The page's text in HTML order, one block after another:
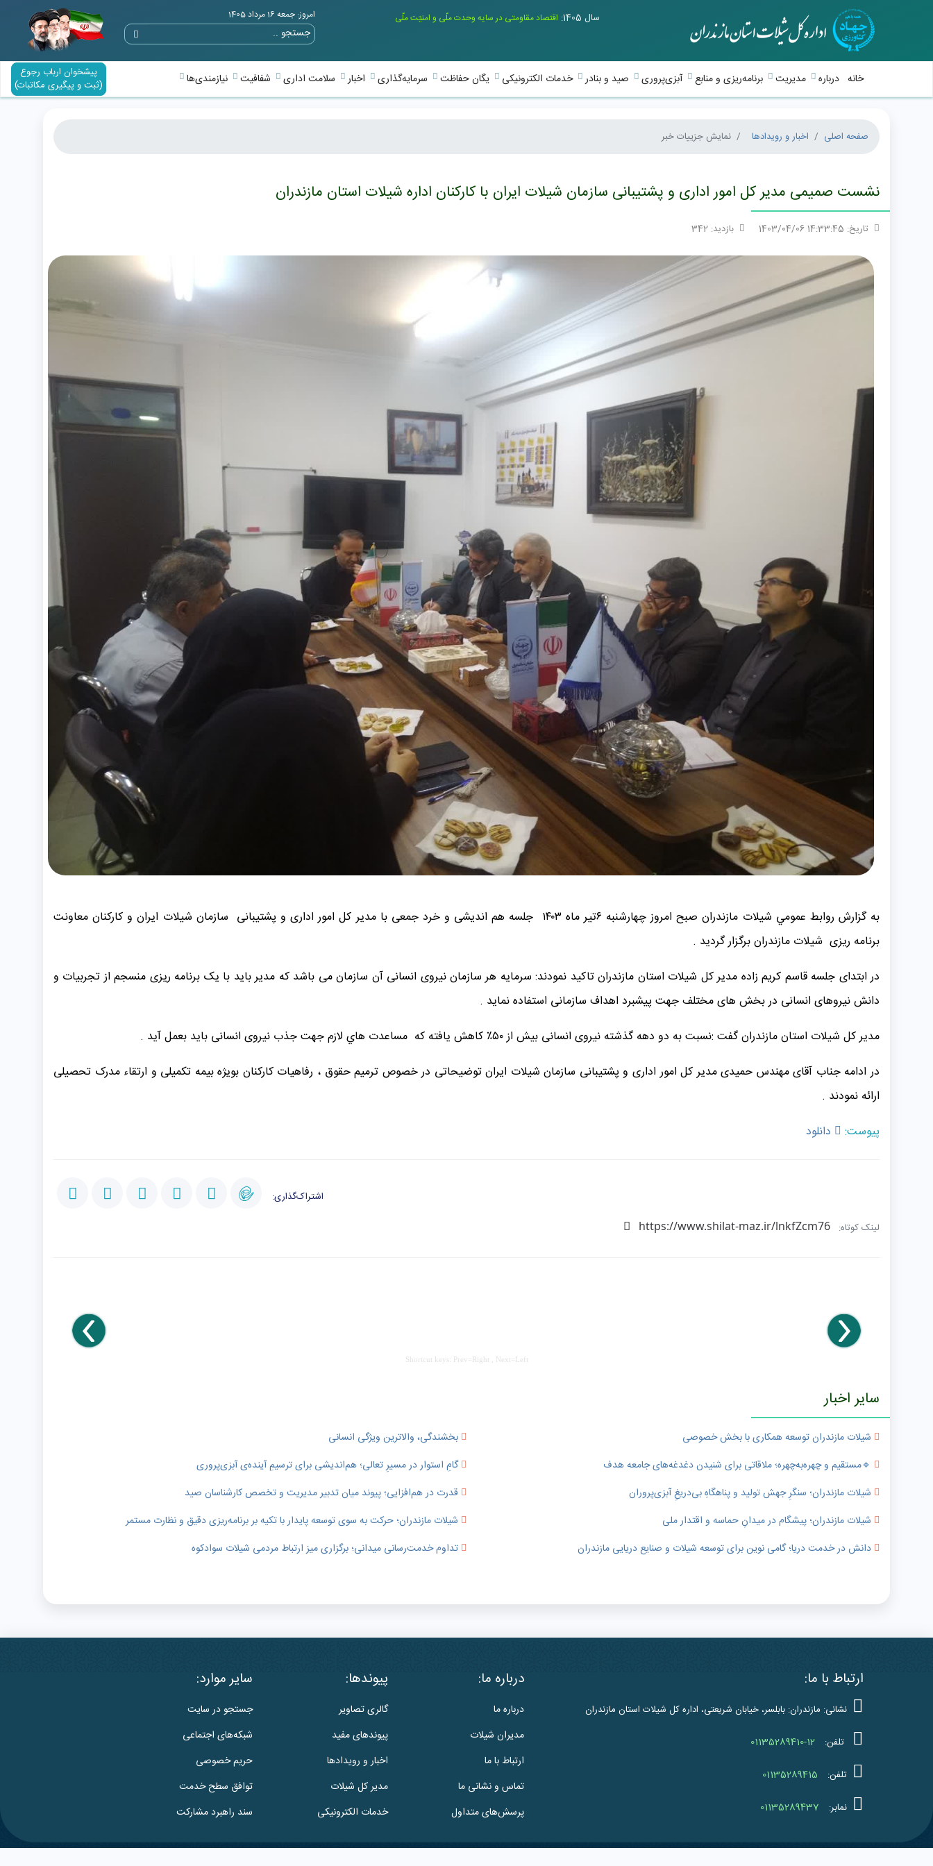
سال 1405: اقتصاد مقاومتی در سایه وحدت ملّی و امنیّت ملّی امروز: جمعه 16 مرداد 1405
پیشخوان ارباب رجوع
(ثبت و پیگیری مکاتبات)
خانه درباره مدیریت برنامه‌ریزی و منابع آبزی‌پروری صید و بنادر خدمات الکترونیکی یگان حفاظت سرمایه‌گذاری اخبار سلامت اداری شفافیت نیازمندی‌ها
صفحه اصلی اخبار و رویدادها نمایش جزییات خبر
نشست صمیمی مدیر کل امور اداری و پشتیبانی سازمان شیلات ایران با کارکنان اداره شیلات استان مازندران
تاریخ: 14:33:45 1403/04/06 بازدید: 342
️به گزارش روابط عمومي شیلات مازندران صبح امروز چهارشنبه ۶تیر ماه ۱۴۰۳ جلسه هم اندیشی و خرد جمعی با مدیر کل امور اداری و پشتیبانی سازمان شیلات ایران و کارکنان معاونت
برنامه ریزی شیلات مازندران برگزار گردید .
در ابتدای جلسه قاسم کریم زاده مدیر کل شیلات استان مازندران تاکید نمودند: سرمایه هر سازمان نیروی انسانی آن سازمان می باشد که مدیر باید با یک برنامه ریزی منسجم از تجربیات و
دانش نیروهای انسانی در بخش های مختلف جهت پیشبرد اهداف سازمانی استفاده نماید .
مدیر کل شیلات استان مازندران گفت :نسبت به دو دهه گذشته نیروی انسانی بیش از ۵۰٪ کاهش یافته که مساعدت هاي لازم جهت جذب نیروی انسانی باید بعمل آید .
در ادامه جناب آقای مهندس حمیدی مدیر کل امور اداری و پشتیبانی سازمان شیلات ایران توضیحاتی در خصوص ترمیم حقوق ، رفاهیات کارکنان بویژه بیمه تکمیلی و ارتقاء مدرک تحصیلی
ارائه نمودند .
پیوست:
دانلود
اشتراک‌گذاری:
لینک کوتاه: https://www.shilat-maz.ir/lnkfZcm76
Shortcut keys: Prev=Right , Next=Left
سایر اخبار
شیلات مازندران توسعه همکاری با بخش خصوصی
بخشندگی، والاترین ویژگی انسانی
🔹️مستقیم و چهره‌به‌چهره؛ ملاقاتی برای شنیدن دغدغه‌های جامعه هدف
گامِ استوار در مسیرِ تعالی؛ هم‌اندیشی برای ترسیمِ آینده‌ی آبزی‌پروری
شیلات مازندران؛ سنگرِ جهش تولید و پناهگاهِ بی‌دریغِ آبزی‌پروران
قدرت در هم‌افزایی؛ پیوند میان تدبیر مدیریت و تخصص کارشناسان صید
شیلات مازندران؛ پیشگام در میدانِ حماسه و اقتدار ملی
شیلات مازندران؛ حرکت به سوی توسعه پایدار با تکیه بر برنامه‌ریزی دقیق و نظارت مستمر
دانش در خدمت دریا؛ گامی نوین برای توسعه شیلات و صنایع دریایی مازندران
تداوم خدمت‌رسانی میدانی؛ برگزاری میز ارتباط مردمی شیلات سوادکوه
ارتباط با ما:
نشانی: مازندران: بابلسر، خیابان شریعتی، اداره کل شیلات استان مازندران
تلفن: 01135289410-12
تلفن: 01135289415
نمابر: 01135289437
درباره ما:
درباره ما
مدیران شیلات
ارتباط با ما
تماس و نشانی ما
پرسش‌های متداول
پیوندها:
گالری تصاویر
پیوندهای مفید
اخبار و رویدادها
مدیر کل شیلات
خدمات الکترونیکی
سایر موارد:
جستجو در سایت
شبکه‌های اجتماعی
حریم خصوصی
توافق سطح خدمت
سند راهبرد مشارکت